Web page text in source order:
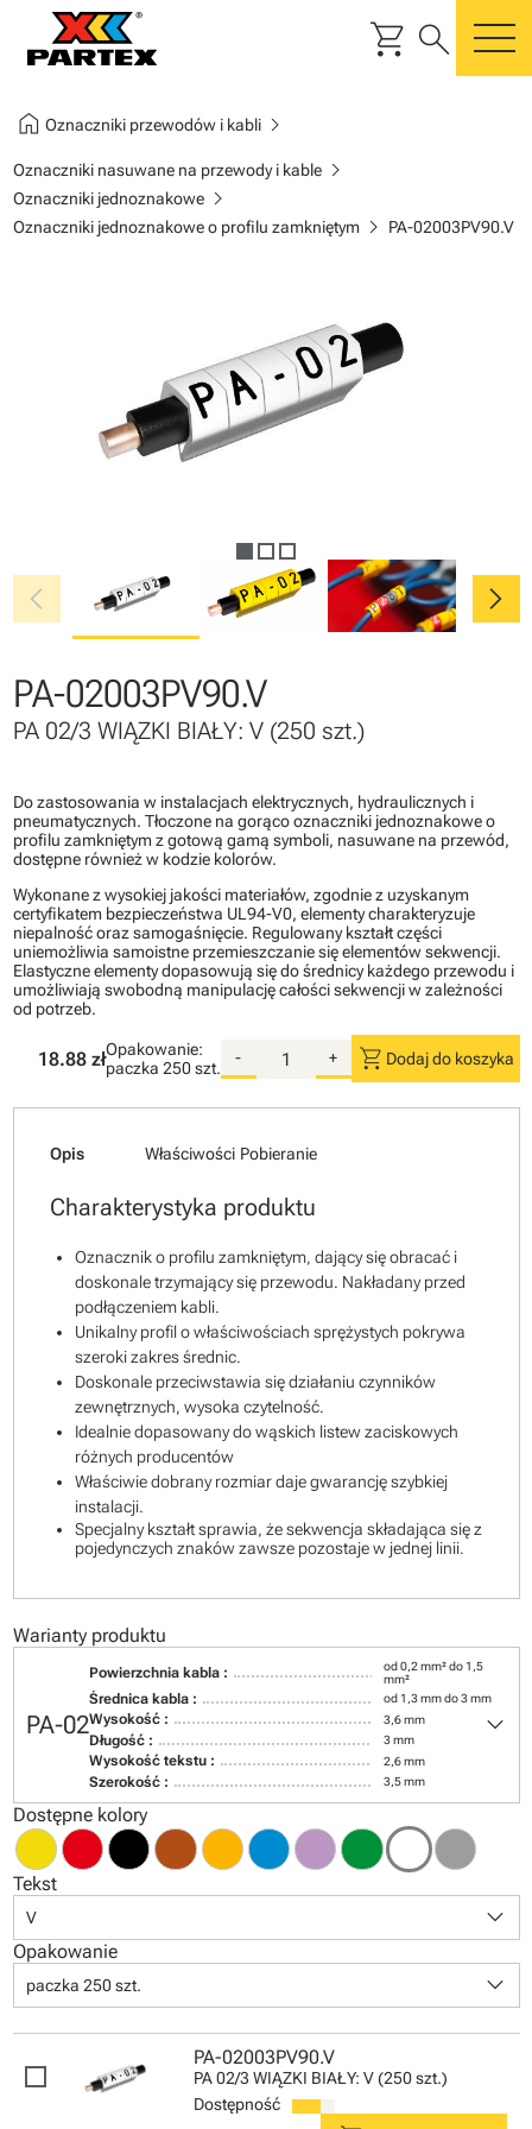
shopping_cart search
home Oznaczniki przewodów i kablichevron_right
Oznaczniki nasuwane na przewody i kablechevron_right
Oznaczniki jednoznakowechevron_right
Oznaczniki jednoznakowe o profilu zamkniętym chevron_right PA-02003PV90.V
chevron_left chevron_right
PA-02003PV90.V
PA 02/3 WIĄZKI BIAŁY: V (250 szt.)
Do zastosowania w instalacjach elektrycznych, hydraulicznych i
pneumatycznych. Tłoczone na gorąco oznaczniki jednoznakowe o
profilu zamkniętym z gotową gamą symboli, nasuwane na przewód,
dostępne również w kodzie kolorów.
Wykonane z wysokiej jakości materiałów, zgodnie z uzyskanym
certyfikatem bezpieczeństwa UL94-V0, elementy charakteryzuje
niepalność oraz samogaśnięcie. Regulowany kształt części
uniemożliwia samoistne przemieszczanie się elementów sekwencji.
Elastyczne elementy dopasowują się do średnicy każdego przewodu i
umożliwiają swobodną manipulację całości sekwencji w zależności
od potrzeb.
18.88 złOpakowanie:
paczka 250 szt.
- + shopping_cart Dodaj do koszyka
Opis Właściwości Pobieranie
Charakterystyka produktu
Oznacznik o profilu zamkniętym, dający się obracać i
doskonale trzymający się przewodu. Nakładany przed
podłączeniem kabli.
Unikalny profil o właściwościach sprężystych pokrywa
szeroki zakres średnic.
Doskonale przeciwstawia się działaniu czynników
zewnętrznych, wysoka czytelność.
Idealnie dopasowany do wąskich listew zaciskowych
różnych producentów
Właściwie dobrany rozmiar daje gwarancję szybkiej
instalacji.
Specjalny kształt sprawia, że sekwencja składająca się z
pojedynczych znaków zawsze pozostaje w jednej linii.
Warianty produktu
PA-02
Powierzchnia kabla :
od 0,2 mm² do 1,5
mm²
Średnica kabla : od 1,3 mm do 3 mm
Wysokość : 3,6 mm
Długość : 3 mm
Wysokość tekstu : 2,6 mm
Szerokość : 3,5 mm
keyboard_arrow_down
Dostępne kolory
Tekst
V keyboard_arrow_down
Opakowanie
paczka 250 szt. keyboard_arrow_down
PA-02003PV90.V
PA 02/3 WIĄZKI BIAŁY: V (250 szt.)
Dostępność